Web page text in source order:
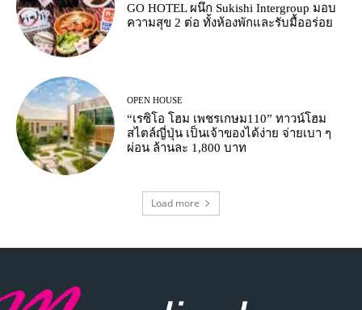
GO HOTEL ผนึก Sukishi Intergroup มอบ
ความสุข 2 ต่อ ทั้งห้องพักและรับมื้ออร่อย
OPEN HOUSE
“เรซิโอ โฮม เพชรเกษม110” ทาวน์โฮม
สไตล์ญี่ปุ่น เป็นเจ้าของได้ง่าย จ่ายเบา ๆ
ผ่อน ล้านละ 1,800 บาท
Load more